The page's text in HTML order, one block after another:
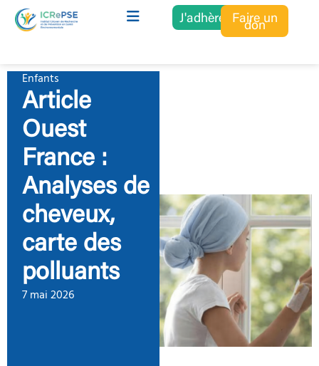
J'adhère Faire un
don
Enfants
Article
Ouest
France :
Analyses de
cheveux,
carte des
polluants
7 mai 2026